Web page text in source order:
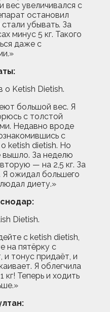
вес увеличивался с
остановил
убывать. За
минус 5 кг. Такого
даже с
большой вес. Я
с толстой
Недавно вроде
с
ketish dietish. Но
вышло. За неделю
вторую — на 2,5 кг. За
Я ожидал большего
диету.»
с ketish dietish,
на пятёрку с
тонус придаёт, и
Я облегчила
кг! Теперь и ходить